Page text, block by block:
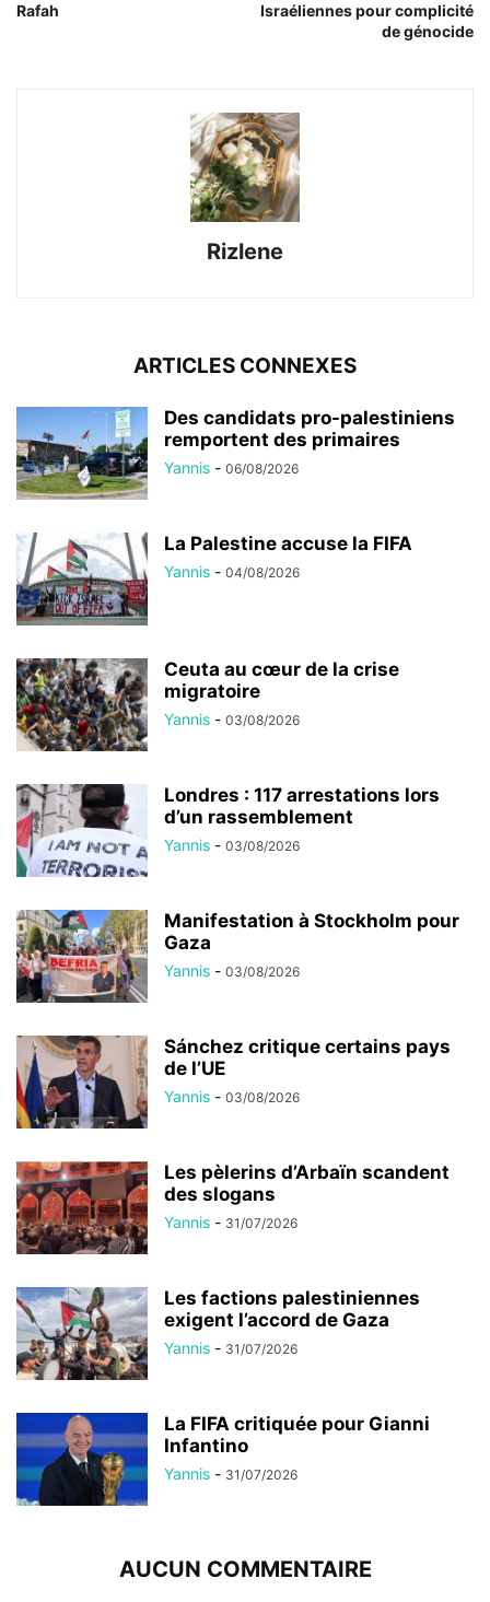
Rafah
Israéliennes pour complicité
de génocide
Rizlene
ARTICLES CONNEXES
Des candidats pro-palestiniens
remportent des primaires
Yannis - 06/08/2026
La Palestine accuse la FIFA
Yannis - 04/08/2026
Ceuta au cœur de la crise
migratoire
Yannis - 03/08/2026
Londres : 117 arrestations lors
d’un rassemblement
Yannis - 03/08/2026
Manifestation à Stockholm pour
Gaza
Yannis - 03/08/2026
Sánchez critique certains pays
de l’UE
Yannis - 03/08/2026
Les pèlerins d’Arbaïn scandent
des slogans
Yannis - 31/07/2026
Les factions palestiniennes
exigent l’accord de Gaza
Yannis - 31/07/2026
La FIFA critiquée pour Gianni
Infantino
Yannis - 31/07/2026
AUCUN COMMENTAIRE